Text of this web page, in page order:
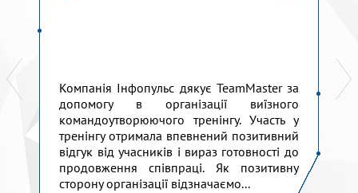
Компанія Інфопульс дякує TeamMaster за
допомогу в організації виїзного
командоутворюючого тренінгу. Участь у
тренінгу отримала впевнений позитивний
відгук від учасників і вираз готовності до
продовження співпраці. Як позитивну
сторону організації відзначаємо...